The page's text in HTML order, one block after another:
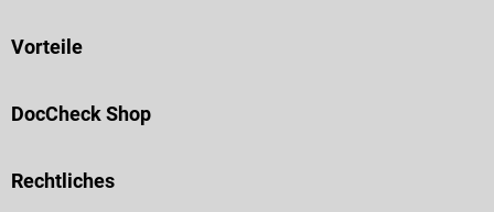
Vorteile
DocCheck Shop
Rechtliches